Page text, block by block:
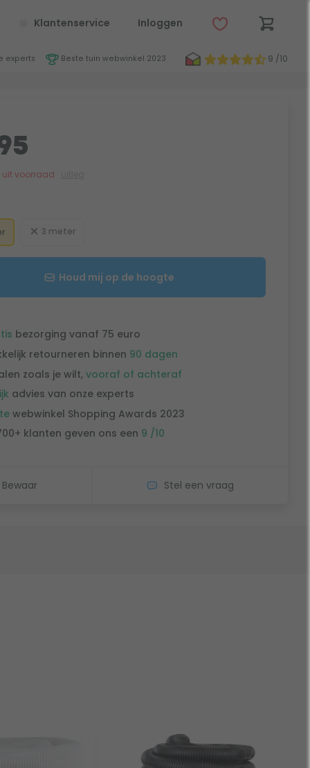
Klantenservice Inloggen
experts Beste tuin webwinkel 2023
9 /10
uit voorraad
3 meter
Houd mij op de hoogte
bezorging vanaf 75 euro
retourneren binnen 90 dagen
zoals je wilt,vooraf of achteraf
advies van onze experts
webwinkel Shopping Awards 2023
klanten geven ons een 9 /10
Bewaar Stel een vraag